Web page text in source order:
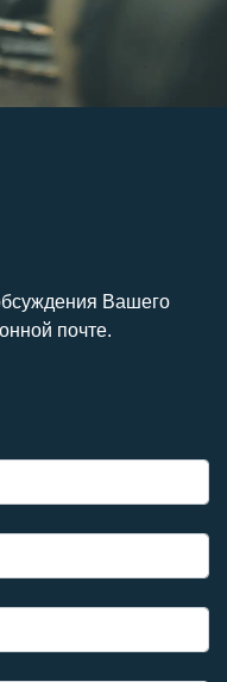
Вашего
почте.